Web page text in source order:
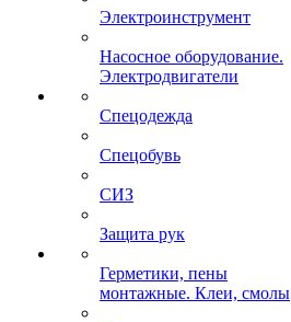
Электроинструмент
Насосное оборудование.
Электродвигатели
Спецодежда
Спецобувь
СИЗ
Защита рук
Герметики, пены
монтажные. Клеи, смолы